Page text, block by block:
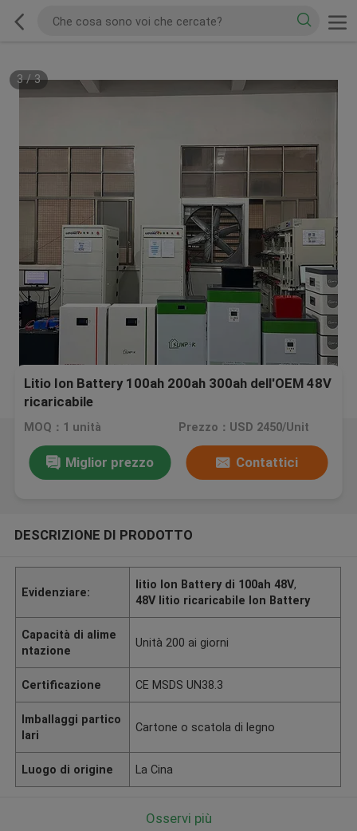
3/3
Litio Ion Battery 100ah 200ah 300ah dell'OEM 48V
ricaricabile
MOQ：1 unità Prezzo：USD 2450/Unit
Miglior prezzo Contattici
DESCRIZIONE DI PRODOTTO
Evidenziare:
litio Ion Battery di 100ah 48V,
48V litio ricaricabile Ion Battery
Capacità di alime
ntazione
Unità 200 ai giorni
Certificazione CE MSDS UN38.3
Imballaggi partico
lari
Cartone o scatola di legno
Luogo di origine La Cina
Osservi più